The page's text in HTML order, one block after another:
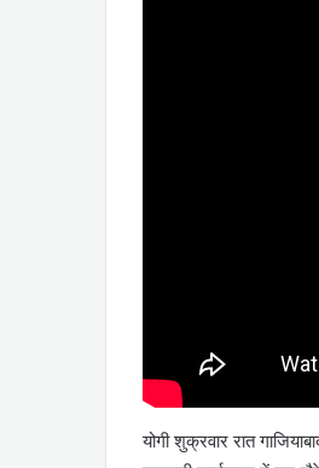
योगी शुक्रवार रात